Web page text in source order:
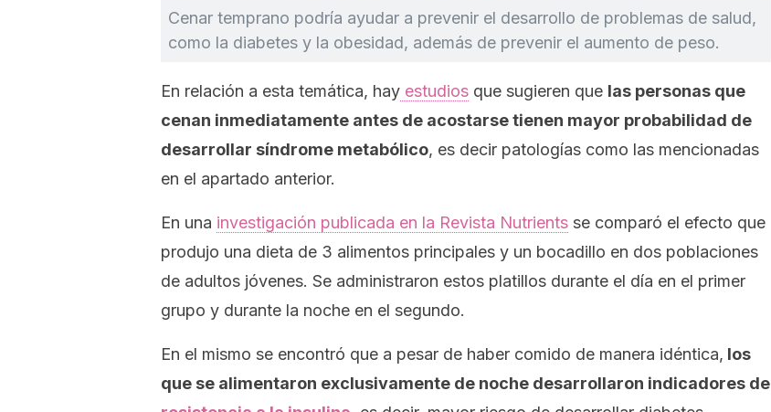
Cenar temprano podría ayudar a prevenir el desarrollo de problemas de salud,
como la diabetes y la obesidad, además de prevenir el aumento de peso.
En relación a esta temática, hay estudios que sugieren que las personas que
cenan inmediatamente antes de acostarse tienen mayor probabilidad de
desarrollar síndrome metabólico, es decir patologías como las mencionadas
en el apartado anterior.
En una investigación publicada en la Revista Nutrients se comparó el efecto que
produjo una dieta de 3 alimentos principales y un bocadillo en dos poblaciones
de adultos jóvenes. Se administraron estos platillos durante el día en el primer
grupo y durante la noche en el segundo.
En el mismo se encontró que a pesar de haber comido de manera idéntica, los
que se alimentaron exclusivamente de noche desarrollaron indicadores de